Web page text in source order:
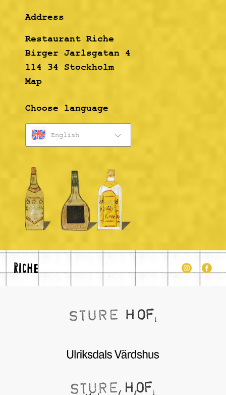
Address
Restaurant Riche
Birger Jarlsgatan 4
114 34 Stockholm
Map
Choose language
English